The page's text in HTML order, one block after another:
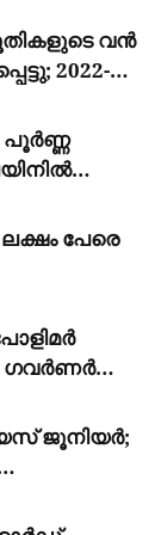
വൻ
2022-ന്
പൂർണ്ണ
പേരെ
ഗവർണർ
ജൂനിയർ;